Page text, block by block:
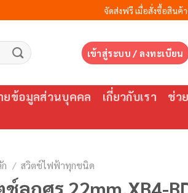
จัดส่งฟรี เมื่อสั่งซื้อสินค้
เข้าสู่ระบบ / ลงทะเบียน
ยข้อมูลส่วนบุคคล เกี่ยวกับเรา
ช่ว
/ สวิตช์ไฟฟ้าทุกชนิด
ลูกศร 22mm.XB4-